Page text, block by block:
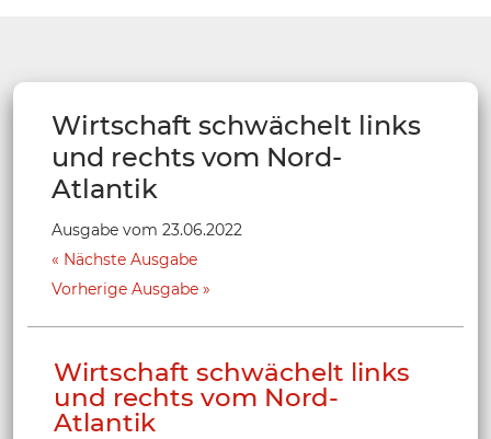
Wirtschaft schwächelt links
und rechts vom Nord-
Atlantik
Ausgabe vom 23.06.2022
Nächste Ausgabe
Vorherige Ausgabe
Wirtschaft schwächelt links
und rechts vom Nord-
Atlantik